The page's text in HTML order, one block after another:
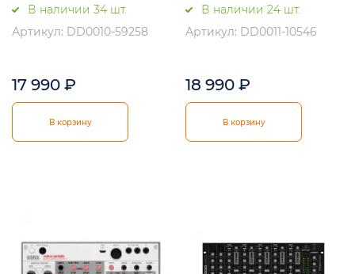
В наличии 34 шт.
Артикул: DD0010-59258
17 990 ₽
В корзину
В наличии 24 шт.
Артикул: DD0011-10546
18 990 ₽
В корзину